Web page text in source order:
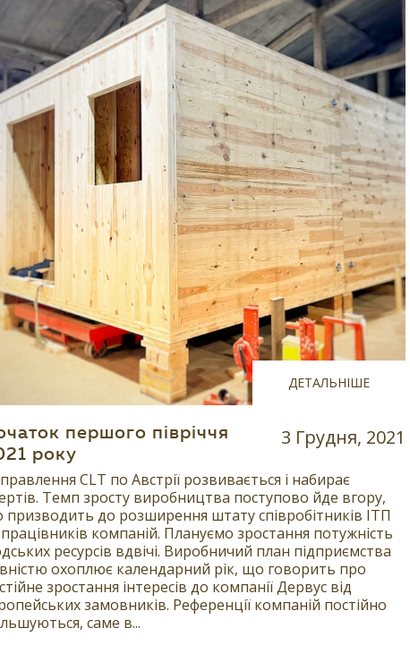
ДЕТАЛЬНІШЕ
першого півріччя
року
3 Грудня, 2021
CLT по Австрії розвивається і набирає
Темп зросту виробництва поступово йде вгору,
до розширення штату співробітників ІТП
компаній. Плануємо зростання потужність
ресурсів вдвічі. Виробничий план підприємства
охоплює календарний рік, що говорить про
зростання інтересів до компанії Дервус від
замовників. Референції компаній постійно
саме в...